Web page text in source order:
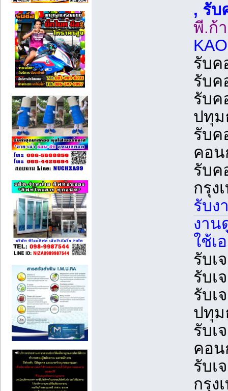
, รับ
พี.ก้
รับค
รับค
รับค
ปทุ
รับค
คอน
รับค
กรุ
รับง
งาน
ใช้เ
รับเ
รับเ
รับเ
ปทุ
รับเ
คอน
รับเ
กรุ